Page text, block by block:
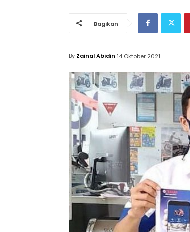
Bagikan
By Zainal Abidin 14 Oktober 2021